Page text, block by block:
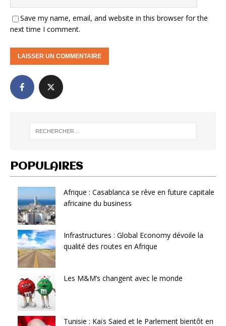
Save my name, email, and website in this browser for the
next time I comment.
POPULAIRES
Afrique : Casablanca se rêve en future capitale
africaine du business
Infrastructures : Global Economy dévoile la
qualité des routes en Afrique
Les M&M’s changent avec le monde
Tunisie : Kaïs Saied et le Parlement bientôt en